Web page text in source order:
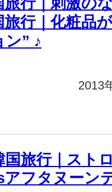
旅行｜化粧品
ン” ♪
2013
国旅行｜スト
アフタヌーン